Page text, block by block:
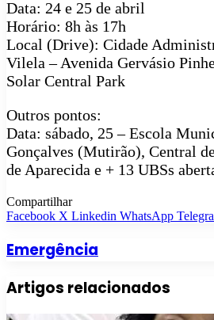
Data: 24 e 25 de abril
Horário: 8h às 17h
Local (Drive): Cidade
Vilela – Avenida Gervásio
Solar Central Park
Outros pontos:
Data: sábado, 25 – Escola
Gonçalves (Mutirão), Central
de Aparecida e + 13 UBSs
Compartilhar
Facebook X Linkedin WhatsApp
Emergência
Artigos relacionados